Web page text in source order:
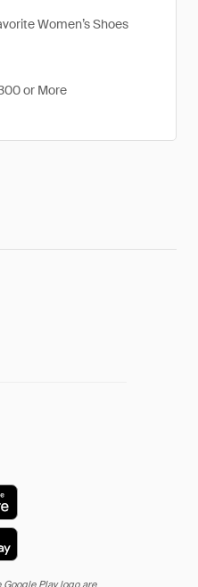
Women’s Shoes
or More
Google Play logo are